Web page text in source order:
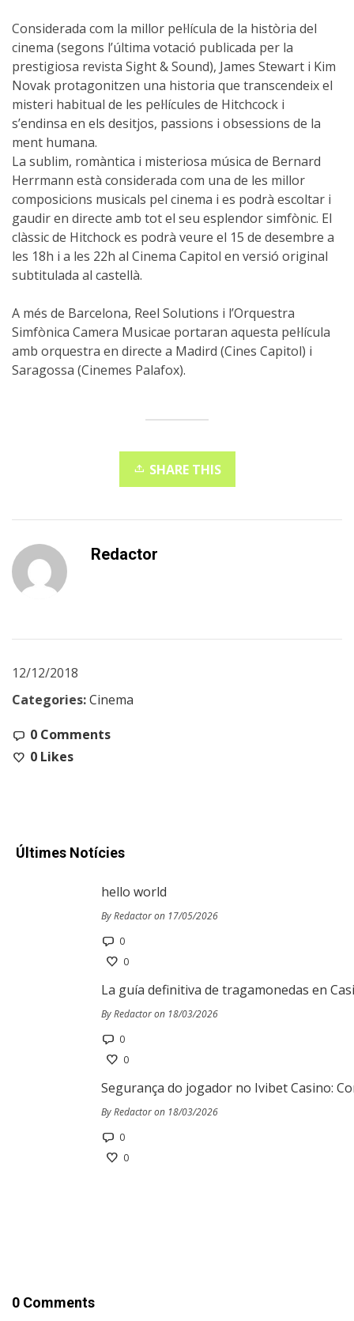
Considerada com la millor pel·lícula de la història del
cinema (segons l’última votació publicada per la
prestigiosa revista Sight & Sound), James Stewart i Kim
Novak protagonitzen una historia que transcendeix el
misteri habitual de les pel·lícules de Hitchcock i
s’endinsa en els desitjos, passions i obsessions de la
ment humana.
La sublim, romàntica i misteriosa música de Bernard
Herrmann està considerada com una de les millor
composicions musicals pel cinema i es podrà escoltar i
gaudir en directe amb tot el seu esplendor simfònic. El
clàssic de Hitchock es podrà veure el 15 de desembre a
les 18h i a les 22h al Cinema Capitol en versió original
subtitulada al castellà.
A més de Barcelona, Reel Solutions i l’Orquestra
Simfònica Camera Musicae portaran aquesta pel·lícula
amb orquestra en directe a Madird (Cines Capitol) i
Saragossa (Cinemes Palafox).
SHARE THIS
Redactor
12/12/2018
Categories:Cinema
0 Comments
0 Likes
Últimes Notícies
hello world
By Redactor on 17/05/2026
0
0
La guía definitiva de tragamonedas en
By Redactor on 18/03/2026
0
0
Segurança do jogador no Ivibet Casino:
By Redactor on 18/03/2026
0
0
0 Comments